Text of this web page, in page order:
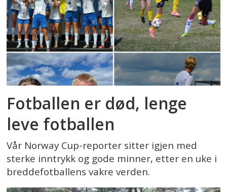
Fotballen er død, lenge
leve fotballen
Vår Norway Cup-reporter sitter igjen med
sterke inntrykk og gode minner, etter en uke i
breddefotballens vakre verden.